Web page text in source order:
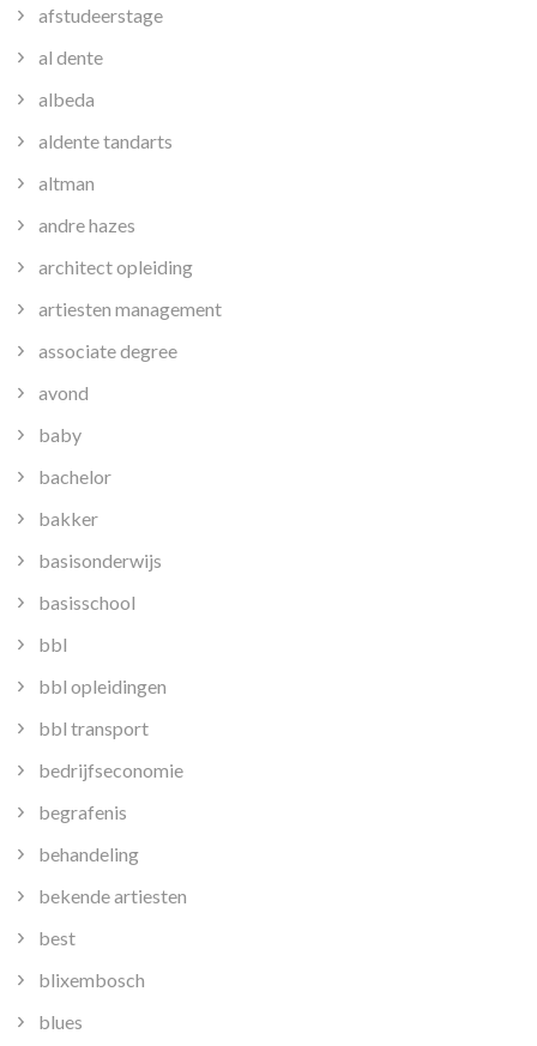
afstudeerstage
al dente
albeda
aldente tandarts
altman
andre hazes
architect opleiding
artiesten management
associate degree
avond
baby
bachelor
bakker
basisonderwijs
basisschool
bbl
bbl opleidingen
bbl transport
bedrijfseconomie
begrafenis
behandeling
bekende artiesten
best
blixembosch
blues